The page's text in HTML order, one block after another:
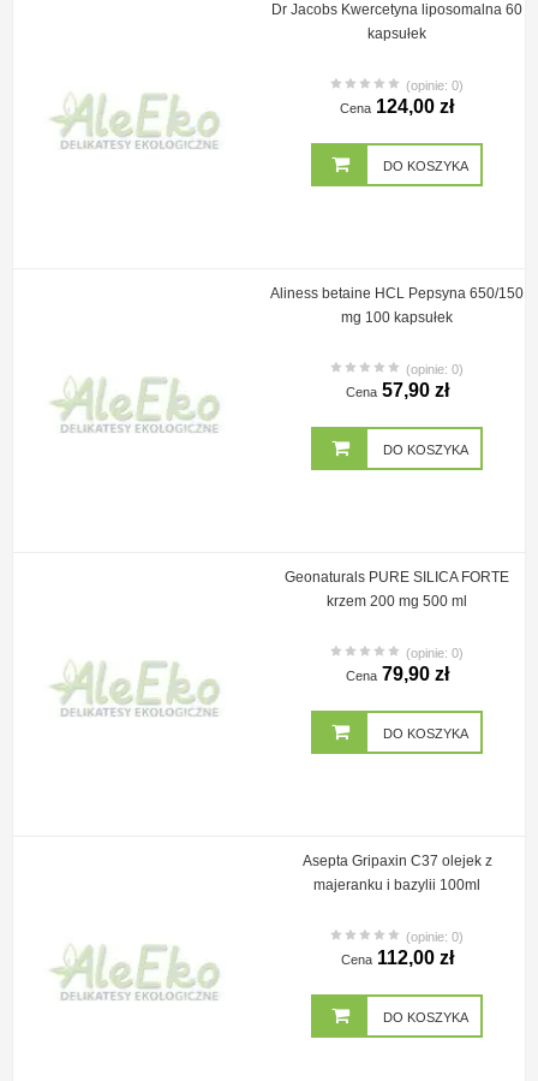
Dr Jacobs Kwercetyna liposomalna 60
kapsułek
(opinie: 0)
Cena 124,00 zł
DO KOSZYKA
Aliness betaine HCL Pepsyna 650/150
mg 100 kapsułek
(opinie: 0)
Cena 57,90 zł
DO KOSZYKA
Geonaturals PURE SILICA FORTE
krzem 200 mg 500 ml
(opinie: 0)
Cena 79,90 zł
DO KOSZYKA
Asepta Gripaxin C37 olejek z
majeranku i bazylii 100ml
(opinie: 0)
Cena 112,00 zł
DO KOSZYKA